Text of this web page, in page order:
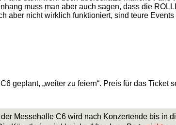
muss man aber auch sagen, dass die
aber nicht wirklich funktioniert, sind teure
geplant, „weiter zu feiern“. Preis für das
Messehalle C6 wird nach Konzertende bis in